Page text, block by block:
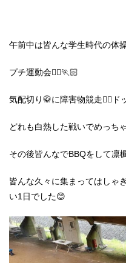
午前中は皆んな学生時代の体
プチ運動会🏃‍♀️🏃🏻
気配切り🥋に障害物競走🏃‍♂️ド
どれも白熱した戦いでめっち
その後皆んなでBBQをして凛
皆んな久々に集まってはしゃ
い1日でした😊